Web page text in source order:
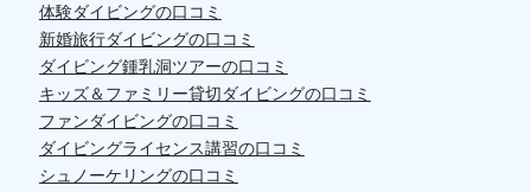
体験ダイビングの口コミ
新婚旅行ダイビングの口コミ
ダイビング鍾乳洞ツアーの口コミ
キッズ＆ファミリー貸切ダイビングの口コミ
ファンダイビングの口コミ
ダイビングライセンス講習の口コミ
シュノーケリングの口コミ